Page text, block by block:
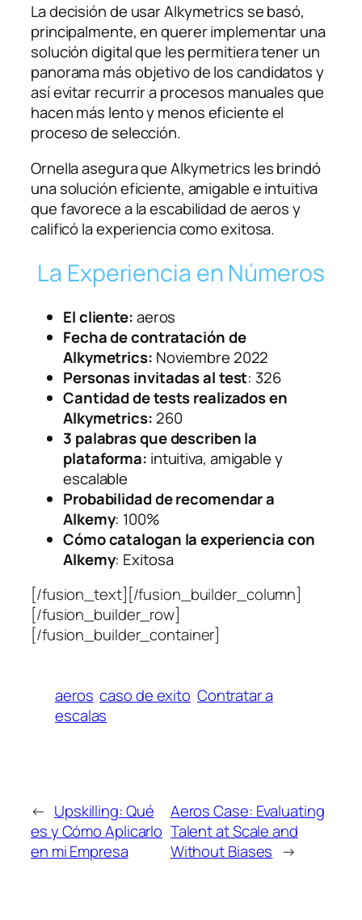
La decisión de usar Alkymetrics se basó,
principalmente, en querer implementar una
solución digital que les permitiera tener un
panorama más objetivo de los candidatos y
así evitar recurrir a procesos manuales que
hacen más lento y menos eficiente el
proceso de selección.
Ornella asegura que Alkymetrics les brindó
una solución eficiente, amigable e intuitiva
que favorece a la escabilidad de aeros y
calificó la experiencia como exitosa.
La Experiencia en Números
El cliente:aeros
Fecha de contratación de
Alkymetrics: Noviembre 2022
Personas invitadas al test: 326
Cantidad de tests realizados en
Alkymetrics: 260
3 palabras que describen la
plataforma: intuitiva, amigable y
escalable
Probabilidad de recomendar a
Alkemy: 100%
Cómo catalogan la experiencia con
Alkemy: Exitosa
[/fusion_text][/fusion_builder_column]
[/fusion_builder_row]
[/fusion_builder_container]
aeros caso de exito Contratar a
escalas
← Upskilling: Qué
es y Cómo Aplicarlo
en mi Empresa
Aeros Case: Evaluating
Talent at Scale and
Without Biases →